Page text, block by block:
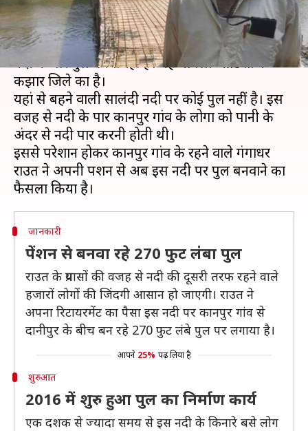
क्या है खबर?
ओडिशा में एक रिटायर सरकारी कर्मचारी अपनी पेंशन से
नदी के पार पुल बनवा रहा है। यह मामला ओडिशा के
केंझार जिले का है।
यहां से बहने वाली सालंदी नदी पर कोई पुल नहीं है। इस
वजह से नदी के पार कानपुर गांव के लोगों को पानी के
अंदर से नदी पार करनी होती थी।
इससे परेशान होकर कानपुर गांव के रहने वाले गंगाधर
राउत ने अपनी पेंशन से अब इस नदी पर पुल बनवाने का
जानकारी
पेंशन से बनवा रहे 270 फुट लंबा पुल
राउत के प्रयासों की वजह से नदी की दूसरी तरफ रहने वाले
हजारों लोगों की जिंदगी आसान हो जाएगी। राउत ने
अपना रिटायरमेंट का पैसा इस नदी पर कानपुर गांव से
दानीपुर के बीच बन रहे 270 फुट लंबे पुल पर लगाया है।
आपने 25% पढ़ लिया है
शुरुआत
2016 में शुरु हुआ पुल का निर्माण कार्य
एक दशक से ज्यादा समय से इस नदी के किनारे बसे लोग